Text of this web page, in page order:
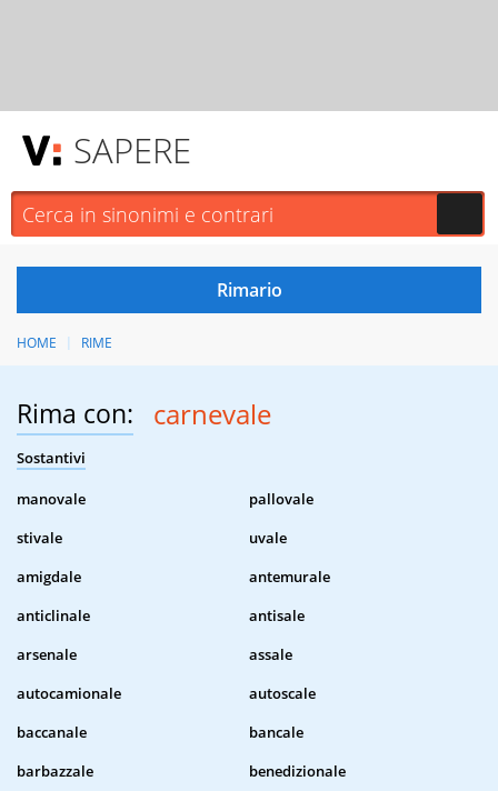
SAPERE
HOME RIME
Rima con: carnevale
Sostantivi
manovale
pallovale
stivale
uvale
amigdale
antemurale
anticlinale
antisale
arsenale
assale
autocamionale
autoscale
baccanale
bancale
barbazzale
benedizionale